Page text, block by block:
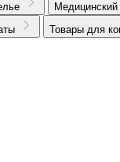
Товары для